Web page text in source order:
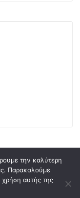
2024.
την καλύτερη
Παρακαλούμε
χρήση αυτής της